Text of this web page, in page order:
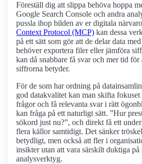
Föreställ dig att slippa behöva hoppa
Google Search Console och andra
pussla ihop bilden av er digitala
Context Protocol (MCP) kan dessa
på ett sätt som gör att de delar data
behöver exportera filer eller jämföra
kan då snabbare få svar och mer tid för
siffrorna betyder.
För de som har ordning på
god datakvalitet kan man skifta
frågor och få relevanta svar i rätt
kan fråga på ett naturligt sätt.
Hur
sökord just nu? , och direkt få ett
flera källor samtidigt. Det sänker
betydligt, men också att fler i
insikter utan att vara särskilt duktiga på
analysverktyg.